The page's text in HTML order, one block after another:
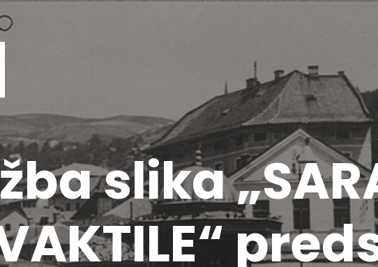
slika